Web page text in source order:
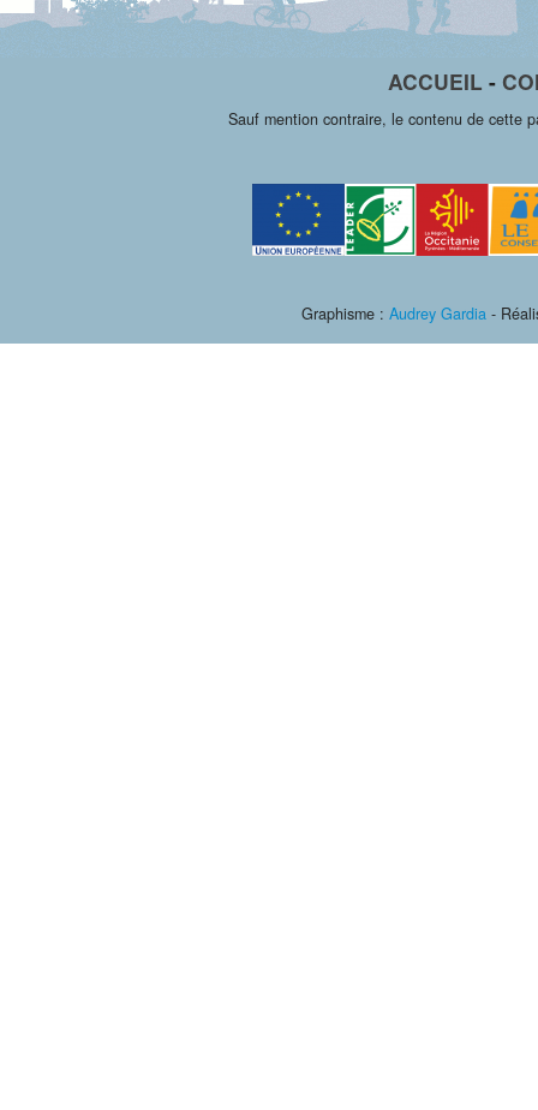
ACCUEIL -
Sauf mention contraire, le contenu de cette
Graphisme : Audrey Gardia -